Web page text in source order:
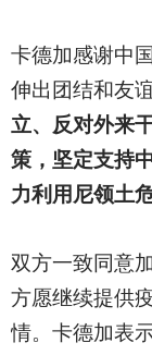
卡德加感谢中
伸出团结和友
立、反对外来
策，坚定支持
力利用尼领土
双方一致同意
方愿继续提供
情。卡德加表